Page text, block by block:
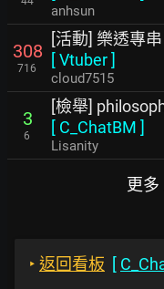
anhsun
308
716
[活動] 樂透專
[Vtuber]
cloud7515
3
6
[檢舉]
[ C_ChatBM ]
Lisanity
更多
‣ 返回看板 [